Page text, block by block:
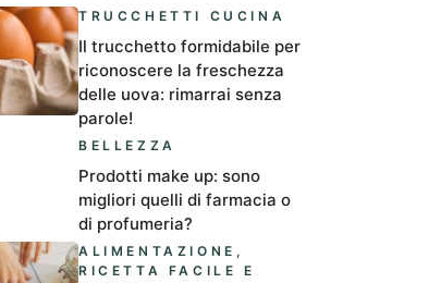
TRUCCHETTI CUCINA
Il trucchetto formidabile per
riconoscere la freschezza
delle uova: rimarrai senza
parole!
BELLEZZA
Prodotti make up: sono
migliori quelli di farmacia o
di profumeria?
ALIMENTAZIONE ,
RICETTA FACILE E